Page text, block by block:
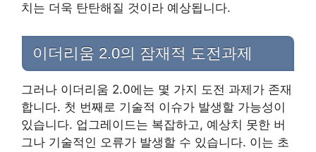
치는 더욱 탄탄해질 것이라 예상됩니다.
이더리움 2.0의 잠재적 도전과제
그러나 이더리움 2.0에는 몇 가지 도전 과제가 존재
합니다. 첫 번째로 기술적 이슈가 발생할 가능성이
있습니다. 업그레이드는 복잡하고, 예상치 못한 버
그나 기술적인 오류가 발생할 수 있습니다. 이는 초